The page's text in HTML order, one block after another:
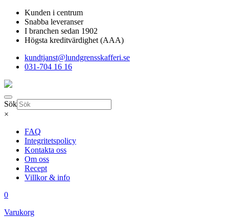
Kunden i centrum
Snabba leveranser
I branchen sedan 1902
Högsta kreditvärdighet (AAA)
kundtjanst@lundgrensskafferi.se
031-704 16 16
Sök
×
FAQ
Integritetspolicy
Kontakta oss
Om oss
Recept
Villkor & info
0
Varukorg